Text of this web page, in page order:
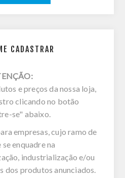
CADASTRAR
e preços da nossa loja,
clicando no botão
se" abaixo.
empresas, cujo ramo de
enquadre na
industrialização e/ou
dos produtos anunciados.